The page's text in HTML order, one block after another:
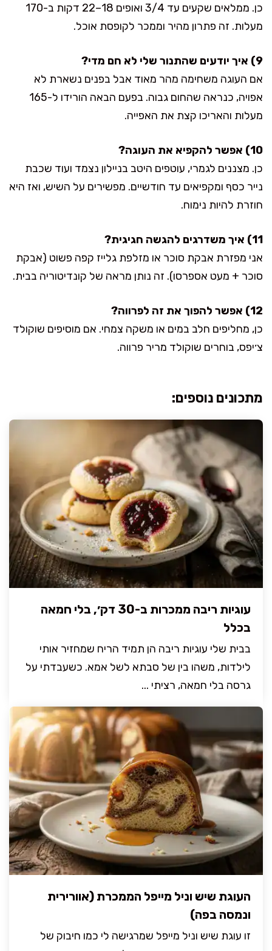
כן. ממלאים שקעים עד 3/4 ואופים 18–22 דקות ב-170
מעלות. זה פתרון מהיר וממכר לקופסת אוכל.
9) איך יודעים שהתנור שלי לא חם מדי?
אם העוגה משחימה מהר מאוד אבל בפנים נשארת לא
אפויה, כנראה שהחום גבוה. בפעם הבאה הורידו ל-165
מעלות והאריכו קצת את האפייה.
10) אפשר להקפיא את העוגה?
כן. מצננים לגמרי, עוטפים היטב בניילון נצמד ועוד שכבת
נייר כסף ומקפיאים עד חודשיים. מפשירים על השיש, ואז היא
חוזרת להיות נימוח.
11) איך משדרגים להגשה חגיגית?
אני מפזרת אבקת סוכר או מזלפת גלייז קפה פשוט (אבקת
סוכר + מעט אספרסו). זה נותן מראה של קונדיטוריה בבית.
12) אפשר להפוך את זה לפרווה?
כן, מחליפים חלב במים או משקה צמחי. אם מוסיפים שוקולד
צ׳יפס, בוחרים שוקולד מריר פרווה.
מתכונים נוספים:
עוגיות ריבה ממכרות ב-30 דק׳, בלי חמאה
בכלל
בבית שלי עוגיות ריבה הן תמיד הריח שמחזיר אותי
לילדות, משהו בין של סבתא לשל אמא. כשעבדתי על
גרסה בלי חמאה, רציתי ...
העוגת שיש וניל מייפל הממכרת (אוורירית
ונמסה בפה)
זו עוגת שיש וניל מייפל שמרגישה לי כמו חיבוק של